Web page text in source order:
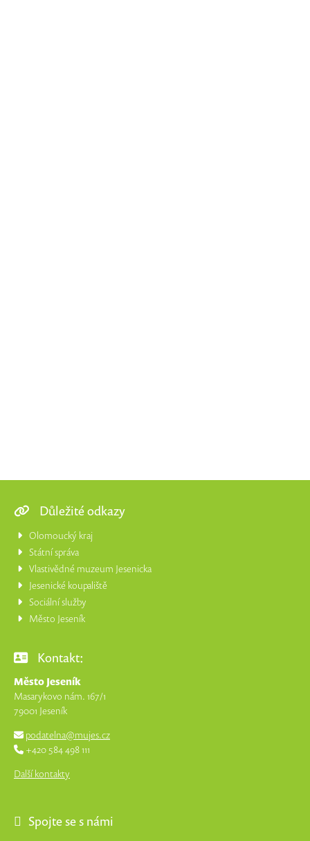
Důležité odkazy
Olomoucký kraj
Státní správa
Vlastivědné muzeum Jesenicka
Jesenické koupaliště
Sociální služby
Město Jeseník
Kontakt:
Město Jeseník
Masarykovo nám. 167/1
79001 Jeseník
podatelna@mujes.cz
+420 584 498 111
Další kontakty
Spojte se s námi